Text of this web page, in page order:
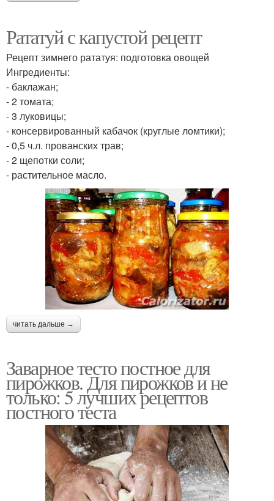
Рататуй с капустой рецепт
Рецепт зимнего рататуя: подготовка овощей
Ингредиенты:
- баклажан;
- 2 томата;
- 3 луковицы;
- консервированный кабачок (круглые ломтики);
- 0,5 ч.л. прованских трав;
- 2 щепотки соли;
- растительное масло.
читать дальше →
Заварное тесто постное для
пирожков. Для пирожков и не
только: 5 лучших рецептов
постного теста